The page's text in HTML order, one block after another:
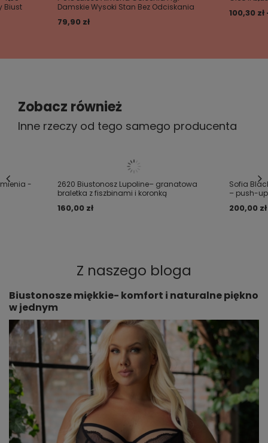
połączenia efektownej koronki i czarnej
Dodaj własne zdjęcie produktu:
Twoje imię
Wyślij opinię
Biust
Damskie Wysoki Stan Bez Odciskania
79,90 zł
100,30 zł
Zobacz również
Inne rzeczy od tego samego producenta
-
2620 Biustonosz Lupoline– granatowa
braletka z fiszbinami i koronką
160,00 zł
Sofia
– push-
200,00 zł
Z naszego bloga
Biustonosze miękkie- komfort i naturalne piękno
w jednym